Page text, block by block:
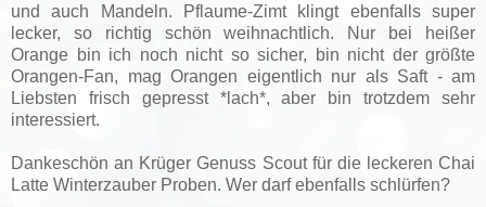
und auch Mandeln. Pflaume-Zimt klingt ebenfalls super
lecker, so richtig schön weihnachtlich. Nur bei heißer
Orange bin ich noch nicht so sicher, bin nicht der größte
Orangen-Fan, mag Orangen eigentlich nur als Saft - am
Liebsten frisch gepresst *lach*, aber bin trotzdem sehr
interessiert.
Dankeschön an Krüger Genuss Scout für die leckeren Chai
Latte Winterzauber Proben. Wer darf ebenfalls schlürfen?